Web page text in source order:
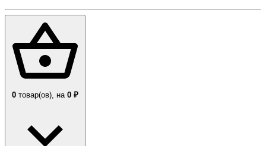
0 товар(ов), на 0 ₽